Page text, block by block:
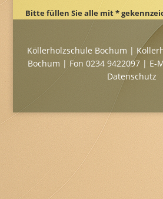
Bitte füllen Sie alle mit *
Köllerholzschule Bochum |
Bochum | Fon 0234 9422097 | E-
Datenschutz